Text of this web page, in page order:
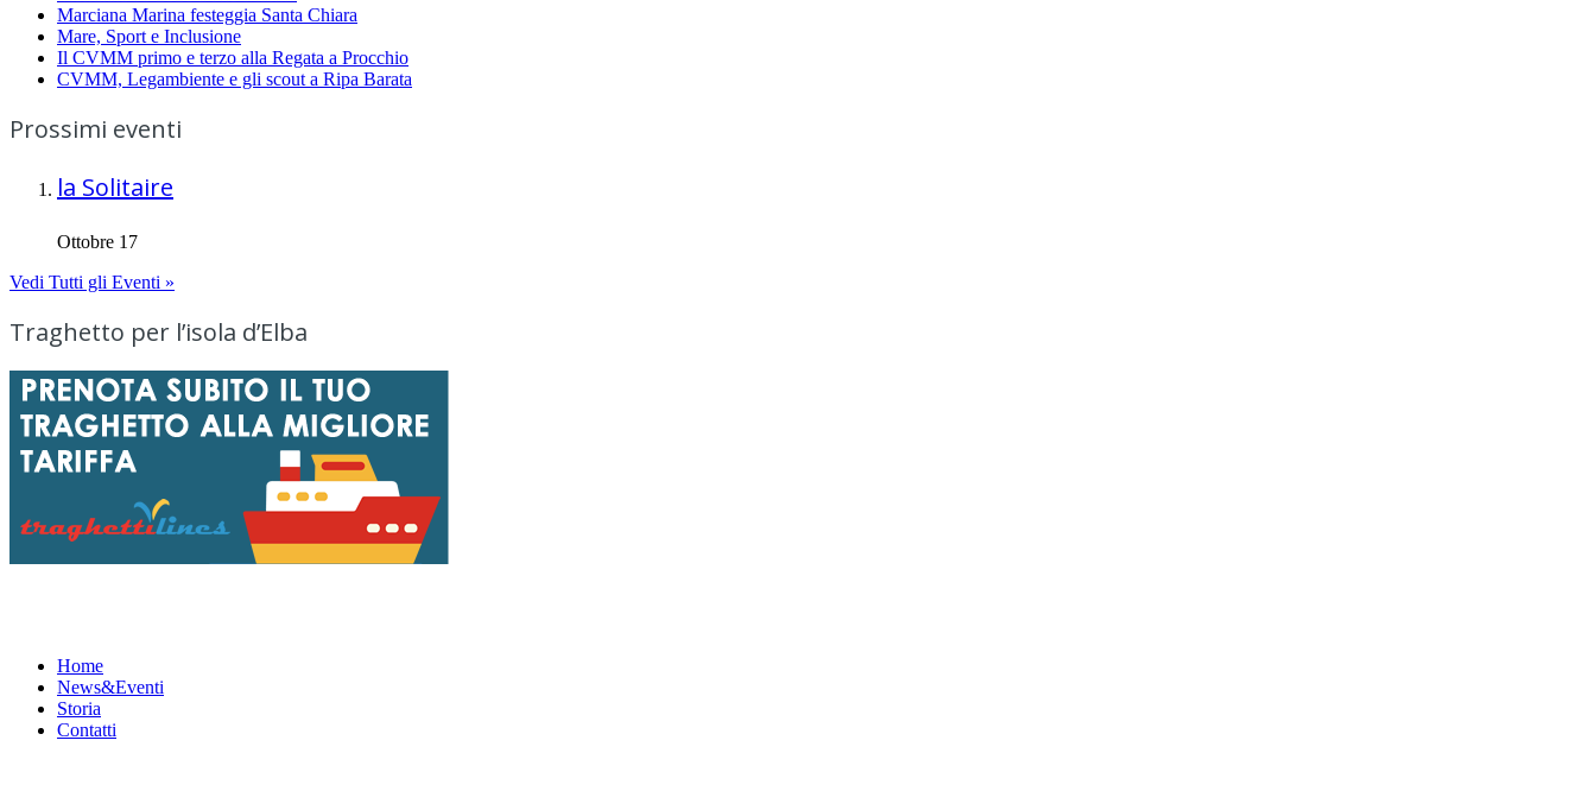
Marciana Marina festeggia Santa Chiara
Mare, Sport e Inclusione
Il CVMM primo e terzo alla Regata a Procchio
CVMM, Legambiente e gli scout a Ripa Barata
Prossimi eventi
la Solitaire
Ottobre 17
Vedi Tutti gli Eventi »
Traghetto per l’isola d’Elba
Home
News&Eventi
Storia
Contatti